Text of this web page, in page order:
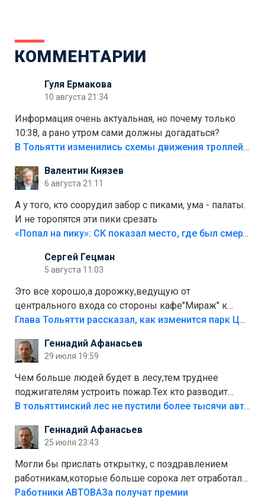
КОММЕНТАРИИ
Гуля Ермакова
10 августа 21:34
Информация очень актуальная, но почему только
10:38, а рано утром сами должны догадаться?
В Тольятти изменились схемы движения троллейбусов
Валентин Князев
6 августа 21:11
А у того, кто соорудил забор с пиками, ума - палаты.
И не торопятся эти пики срезать
«Попал на пику»: СК показал место, где был смертельно травмирован ребенок в Тольятти
Сергей Гецман
5 августа 11:03
Это все хорошо,а дорожку,ведущую от
центрального входа со стороны кафе"Мираж" к
аттракционам слабо доделать?А то бордюры
лежала в парке и испортилась.Да еще,видимо,часть
украли.
Глава Тольятти рассказал, как изменится парк Центрального района
Геннадий Афанасьев
29 июля 19:59
Чем больше людей будет в лесу,тем труднее
поджигателям устроить пожар.Тех кто разводит
костры,тех надо безбожно штрафовать.Камер полно
Штрафы мизерные.
В тольяттинский лес не пустили более тысячи автомобилей
Геннадий Афанасьев
25 июля 23:43
Могли бы прислать открытку, с поздравлением
работникам,которые больше сорока лет отработали
на предприятии.
Работники АВТОВАЗа получат премии